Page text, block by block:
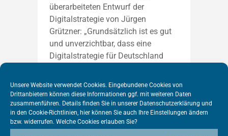
Unsere Website verwendet Cookies. Eingebundene Cookies von
Drittanbietern können diese Informationen ggf. mit weiteren Daten
zusammenführen. Details finden Sie in unserer Datenschutzerklärung und
in den Cookie-Richtlinien, hier können Sie auch Ihre Einstellungen ändern
bzw. widerrufen. Welche Cookies erlauben Sie?
überarbeiteten Entwurf der
Digitalstrategie von Jürgen
Grützner: „Grundsätzlich ist es gut
und unverzichtbar, dass eine
Digitalstrategie für Deutschland
viele richtige Ziele, bleibt aber
hinsichtlich des erforderlichen
Drucks auf die Umsetzung hinter
den Erwartungen zurück. Die
Vorschläge, was erforderlich...